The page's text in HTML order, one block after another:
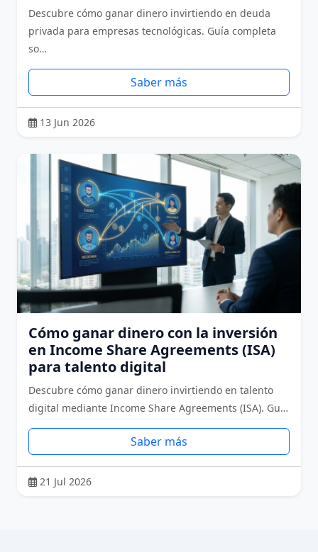
Descubre cómo ganar dinero invirtiendo en deuda
privada para empresas tecnológicas. Guía completa
so…
Saber más
13 Jun 2026
Cómo ganar dinero con la inversión
en Income Share Agreements (ISA)
para talento digital
Descubre cómo ganar dinero invirtiendo en talento
digital mediante Income Share Agreements (ISA). Gu…
Saber más
21 Jul 2026